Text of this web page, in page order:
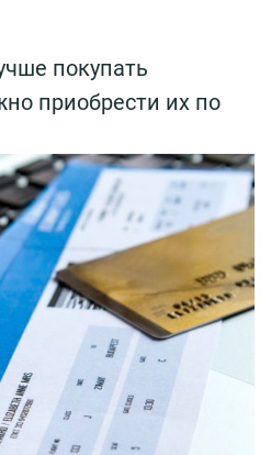
покупать
приобрести их по